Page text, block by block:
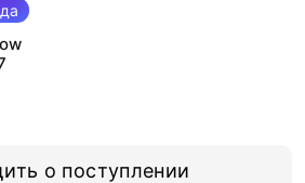
о поступлении